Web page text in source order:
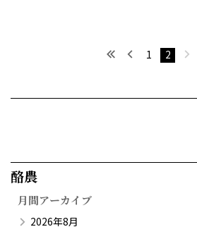
最初へ 前へ
1 2
酪農​
月間アーカイブ
2026年8月